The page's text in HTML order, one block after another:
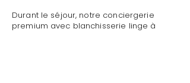
Durant le séjour, notre conciergerie
premium avec blanchisserie linge à